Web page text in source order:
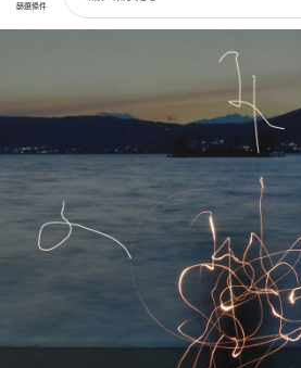
篩選條件